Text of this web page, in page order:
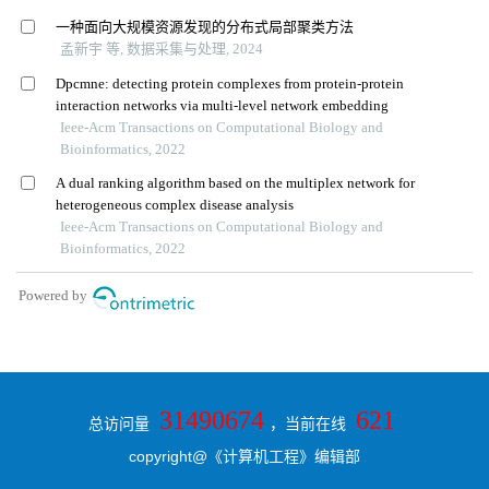
总访问量 31490674 ，当前在线 621
copyright@《计算机工程》编辑部